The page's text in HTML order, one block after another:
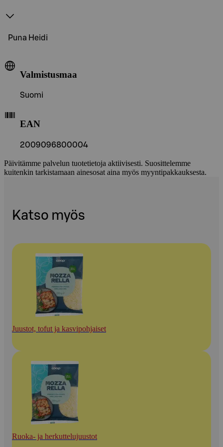
Puna Heidi
Valmistusmaa
Suomi
EAN
2009096800004
Päivitämme palvelun tuotetietoja aktiivisesti. Suosittelemme
kuitenkin tarkistamaan ainesosat aina myös myyntipakkauksesta.
Katso myös
Juustot, tofut ja kasvipohjaiset
Ruoka- ja herkuttelujuustot